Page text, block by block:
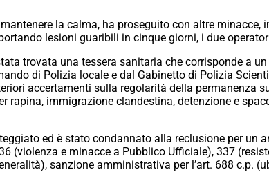
la calma, ha proseguito con altre
lesioni guaribili in cinque giorni, i due
trovata una tessera sanitaria che corrisponde a
di Polizia locale e dal Gabinetto di Polizia
accertamenti sulla regolarità della permanenza
rapina, immigrazione clandestina, detenzione e
ed è stato condannato alla reclusione per un
(violenza e minacce a Pubblico Ufficiale), 337
sanzione amministrativa per l’art. 688 c.p.